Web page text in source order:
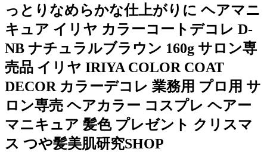
っとりなめらかな仕上がりに ヘアマニ
キュア イリヤ カラーコートデコレ D-
NB ナチュラルブラウン 160g サロン専
売品 イリヤ IRIYA COLOR COAT
DECOR カラーデコレ 業務用 プロ用 サ
ロン専売 ヘアカラー コスプレ ヘアー
マニキュア 髪色 プレゼント クリスマ
ス つや髪美肌研究SHOP